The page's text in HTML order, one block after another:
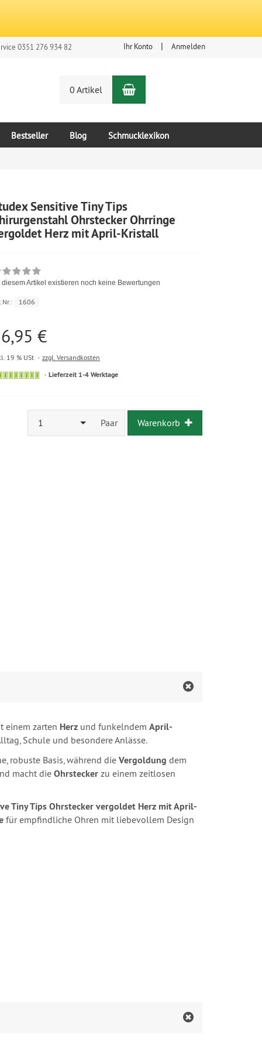
0351 276 934 82 Ihr Konto Anmelden
0 Artikel Warenkorb
Bestseller Blog Schmucklexikon
Sensitive​ Tiny Tips
Ohrstecker Ohrringe
Herz mit April-Kristall
diesem Artikel existieren noch keine Bewertungen
1606
€
19 % USt zzgl. Versandkosten
Lieferzeit 1-4 Werktage
1 Paar Warenkorb
einem zarten Herz und funkelndem April-
Schule und besondere Anlässe.
robuste Basis, während dieVergoldung dem
macht die Ohrstecker zu einem zeitlosen
Tiny Tips Ohrstecker vergoldet Herz mit April-
für empfindliche Ohren mit liebevollem Design